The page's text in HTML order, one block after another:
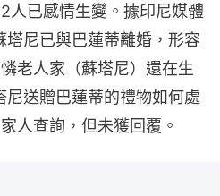
人已感情生變。據印尼媒體
尼已與巴蓮蒂離婚，形容
老人家（蘇塔尼）還在生
送贈巴蓮蒂的禮物如何處
人查詢，但未獲回覆。